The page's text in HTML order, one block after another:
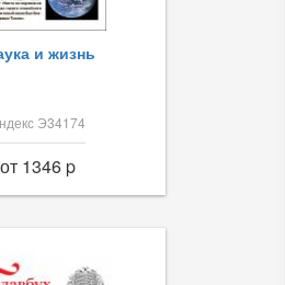
и жизнь
Э34174
от 1346 p